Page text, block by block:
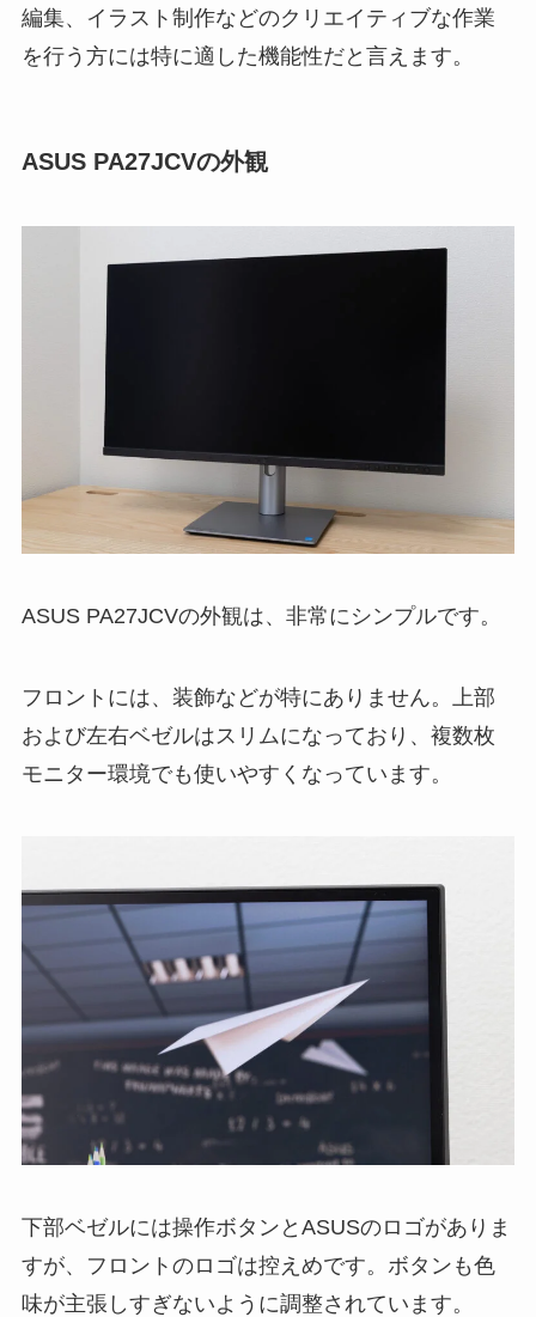
編集、イラスト制作などのクリエイティブな作業
を行う方には特に適した機能性だと言えます。
ASUS PA27JCVの外観
ASUS PA27JCVの外観は、非常にシンプルです。
フロントには、装飾などが特にありません。上部
および左右ベゼルはスリムになっており、複数枚
モニター環境でも使いやすくなっています。
下部ベゼルには操作ボタンとASUSのロゴがありま
すが、フロントのロゴは控えめです。ボタンも色
味が主張しすぎないように調整されています。